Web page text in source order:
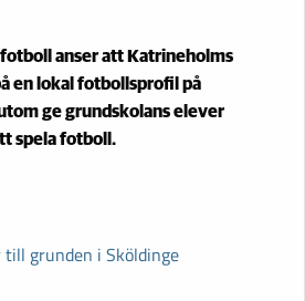
anser att Katrineholms
en lokal fotbollsprofil på
ge grundskolans elever
spela fotboll.
grunden i Sköldinge